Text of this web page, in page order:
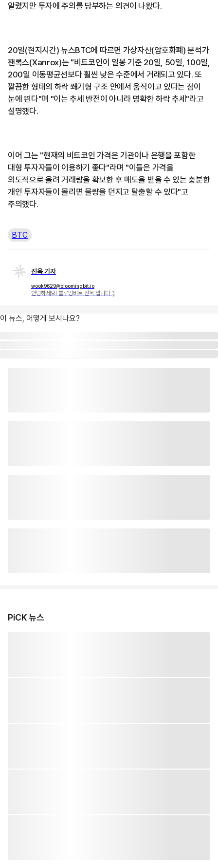
알렸지만 투자에 주의를 당부하는 의견이 나왔다.
20일(현지시간) 뉴스BTC에 따르면 가상자산(암호화폐) 분석가
잰록스(Xanrox)는 "비트코인이 일봉 기준 20일, 50일, 100일,
200일 이동평균선보다 훨씬 낮은 수준에서 거래되고 있다. 또
깔끔한 형태의 하락 쐐기형 구조 안에서 움직이고 있다는 점이
눈에 띈다"며 "이는 추세 반전이 아니라 명확한 하락 추세"라고
설명했다.
이어 그는 "현재의 비트코인 가격은 기관이나 은행을 포함한
대형 투자자들이 이용하기 좋다"라며 "이들은 가격을
의도적으로 올려 거래량을 확보한 후 매도을 받을 수 있는 충분한
개인 투자자들이 몰리면 물량을 던지고 탈출할 수 있다"고
주의했다.
BTC
진욱 기자
wook9629@bloomingbit.io
안녕하세요! 블루밍비트 진욱 입니다 :)
이 뉴스, 어떻게 보시나요?
PiCK 뉴스